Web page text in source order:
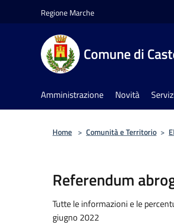
Regione Marche
Comune di
Amministrazione Novità
Home > Comunità e Territorio >
Referendum
Tutte le informazioni e le
giugno 2022